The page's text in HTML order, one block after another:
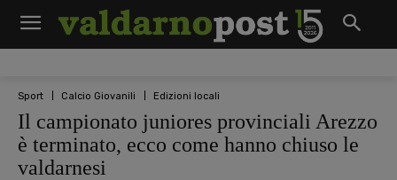
Sport Calcio Giovanili Edizioni locali
Il campionato juniores provinciali Arezzo
è terminato, ecco come hanno chiuso le
valdarnesi